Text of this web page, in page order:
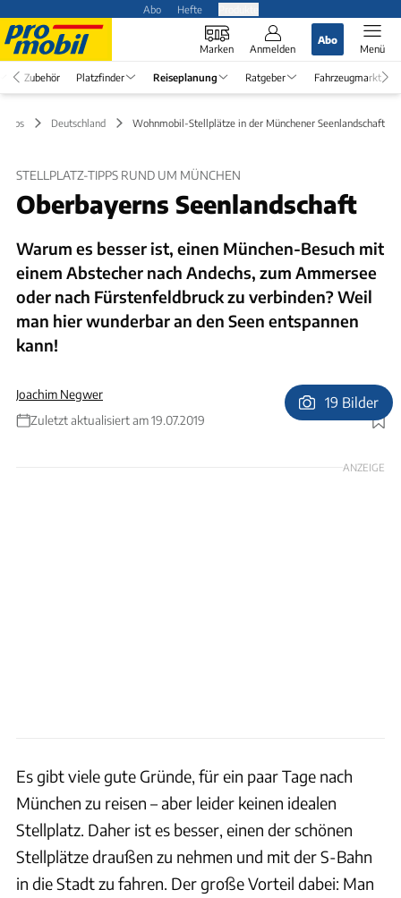
Abo Hefte
Marken Anmelden
Abo
Menü
Zubehör Platzfinder Reiseplanung Ratgeber Fahrzeugmarkt
Deutschland Wohnmobil-Stellplätze in der Münchener Seenlandschaft
STELLPLATZ-TIPPS RUND UM MÜNCHEN
Oberbayerns Seenlandschaft
Warum es besser ist, einen München-Besuch mit
einem Abstecher nach Andechs, zum Ammersee
oder nach Fürstenfeldbruck zu verbinden? Weil
man hier wunderbar an den Seen entspannen
kann!
Joachim Negwer
Zuletzt aktualisiert am 19.07.2019
Foto: J. Negwer
19 Bilder
ANZEIGE
Es gibt viele gute Gründe, für ein paar Tage nach
München zu reisen – aber leider keinen idealen
Stellplatz. Daher ist es besser, einen der schönen
Stellplätze draußen zu nehmen und mit der S-Bahn
in die Stadt zu fahren. Der große Vorteil dabei: Man